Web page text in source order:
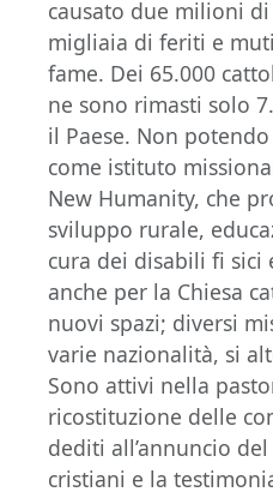
causato due milioni
migliaia di feriti e
fame. Dei 65.000
ne sono rimasti solo
il Paese. Non
come istituto
New Humanity, che
sviluppo rurale,
cura dei disabili fi sici
anche per la Chiesa
nuovi spazi; diversi
varie nazionalità, si
Sono attivi nella
ricostituzione delle
dediti all’annuncio
cristiani e la